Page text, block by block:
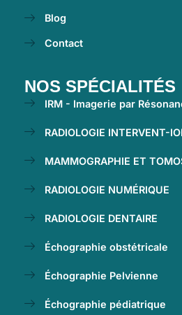
Blog
Contact
NOS SPÉCIALITÉS
IRM - Imagerie par
RADIOLOGIE INTERVENT-
MAMMOGRAPHIE ET
RADIOLOGIE NUMÉRIQUE
RADIOLOGIE DENTAIRE
Échographie obstétricale
Échographie Pelvienne
Échographie pédiatrique